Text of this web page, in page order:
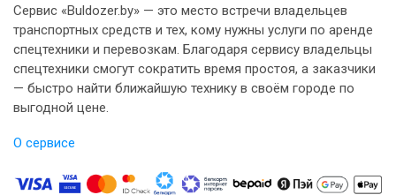
Сервис «Buldozer.by» — это место встречи владельцев
транспортных средств и тех, кому нужны услуги по аренде
спецтехники и перевозкам. Благодаря сервису владельцы
спецтехники смогут сократить время простоя, а заказчики
— быстро найти ближайшую технику в своём городе по
выгодной цене.
О сервисе